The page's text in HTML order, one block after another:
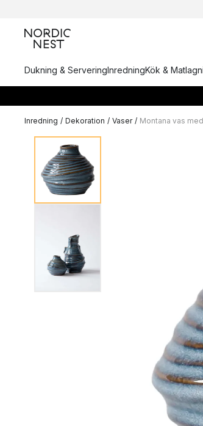
Dukning & ServeringInredningKök &
Inredning / Dekoration / Vaser / Montana vas